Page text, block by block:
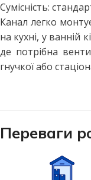
Сумісність:
Канал легко
на кухні, у ванній
де потрібна
гнучкої або
Переваги